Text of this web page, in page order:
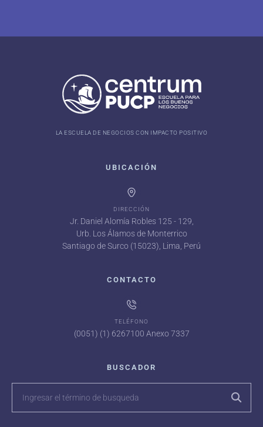
LA ESCUELA DE NEGOCIOS CON IMPACTO POSITIVO
UBICACIÓN
DIRECCIÓN
Jr. Daniel Alomía Robles 125 - 129,
Urb. Los Álamos de Monterrico
Santiago de Surco (15023), Lima, Perú
CONTACTO
TELÉFONO
(0051) (1) 6267100 Anexo 7337
BUSCADOR